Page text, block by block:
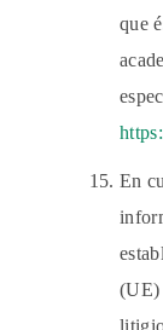
que
En
(UE)